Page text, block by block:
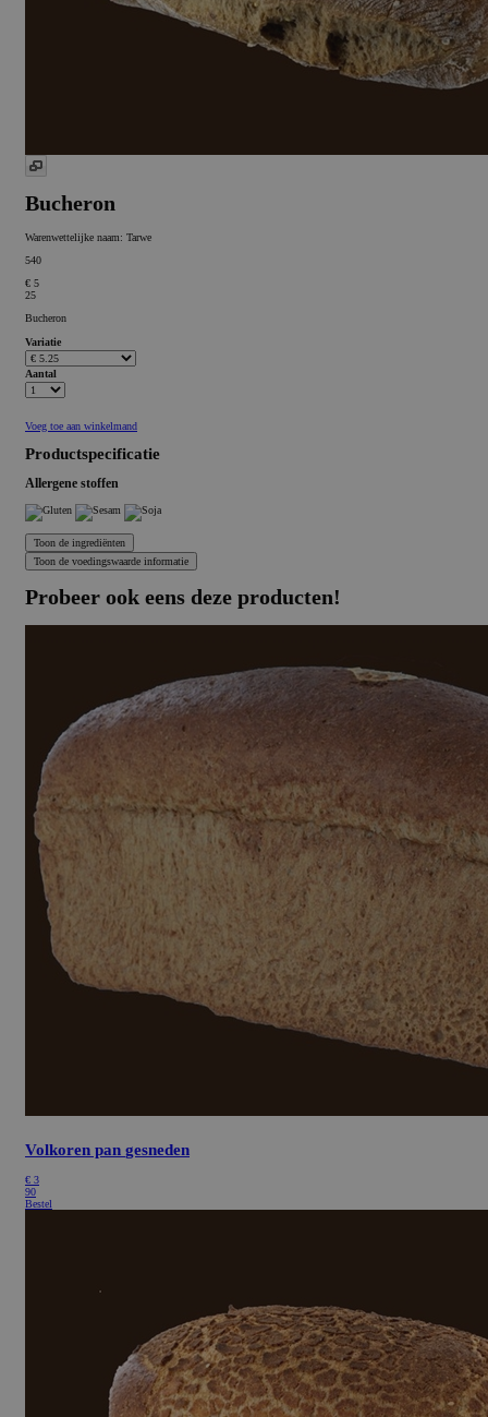
Bucheron
Warenwettelijke naam: Tarwe
540
€ 5
25
Bucheron
Variatie
Aantal
Voeg toe aan winkelmand
Productspecificatie
Allergene stoffen
Probeer ook eens deze producten!
Volkoren pan gesneden
€ 3
90
Bestel